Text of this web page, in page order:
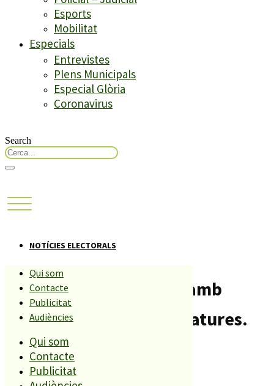
Esports
Mobilitat
Especials
Entrevistes
Plens Municipals
Especial Glòria
Coronavirus
Search
Qui som
Contacte
Publicitat
Audiències
Qui som
Contacte
Publicitat
NOTÍCIES ELECTORALS
Plàcid debat electoral amb
membres de les candidatures.
Compartiu aquesta història